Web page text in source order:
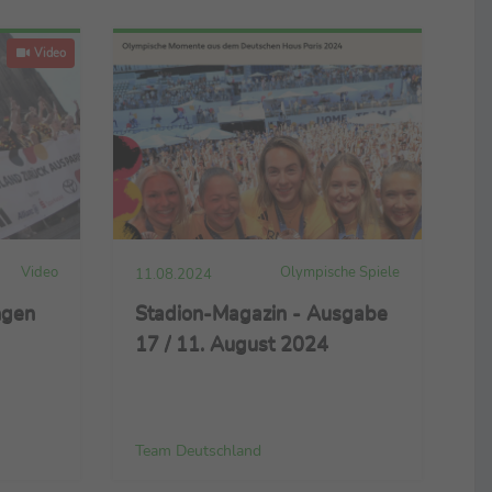
Video
Video 11.08.2024 Olympische Spiele
Stadion-Magazin - Ausgabe
17 / 11. August 2024
Team Deutschland